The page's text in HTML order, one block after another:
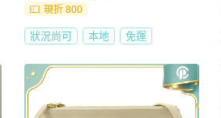
現折 800
狀況尚可 本地 免運